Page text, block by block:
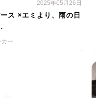
2025年05月26日
ス ×エミより、雨の日
カー